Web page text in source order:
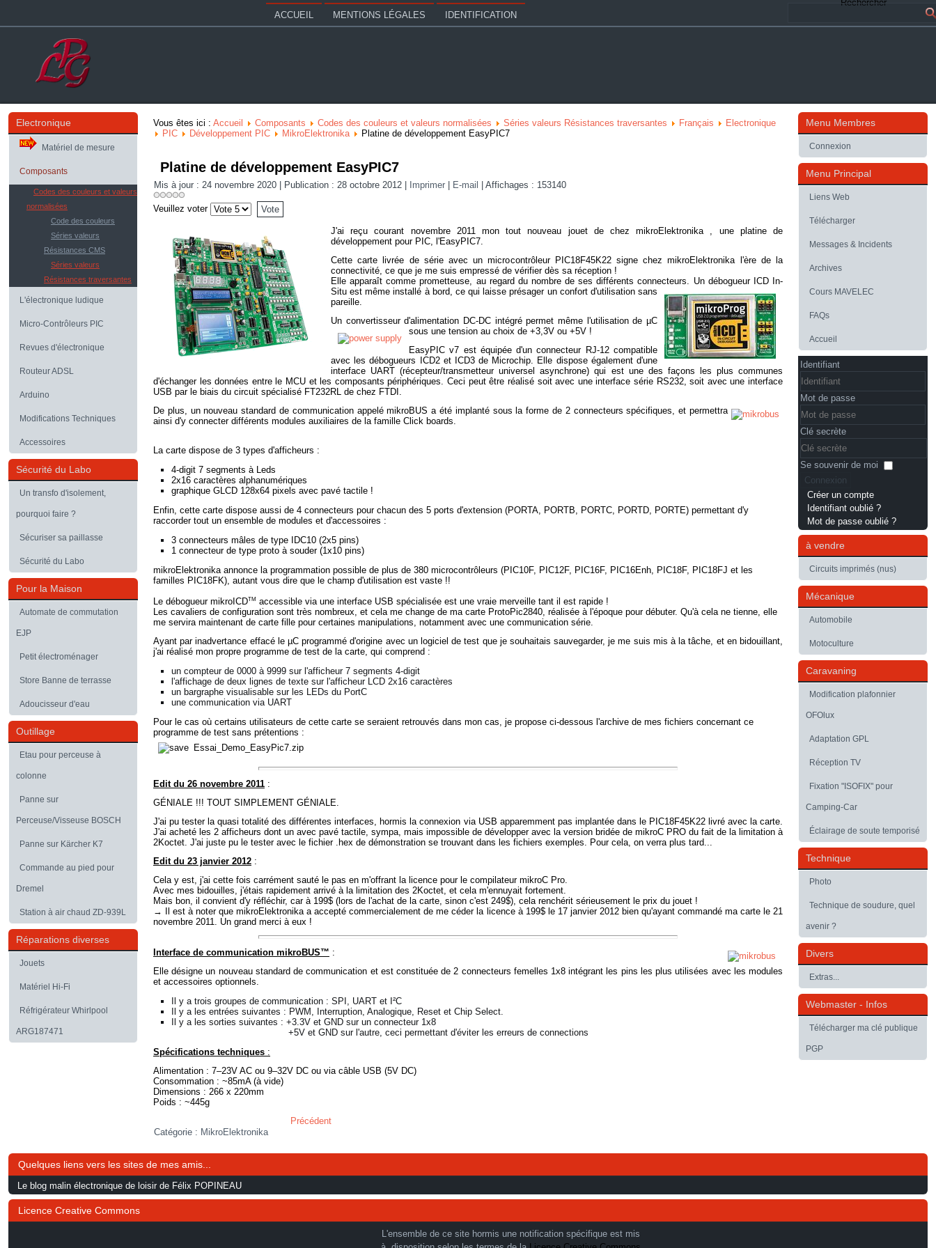
Rechercher
ACCUEIL
MENTIONS LÉGALES IDENTIFICATION
Electronique
Matériel de mesure
Composants
Codes des couleurs et valeurs
normalisées
Code des couleurs
Séries valeurs
Résistances CMS
Séries valeurs
Résistances traversantes
L'électronique ludique
Micro-Contrôleurs PIC
Revues d'électronique
Routeur ADSL
Arduino
Modifications Techniques
Accessoires
Sécurité du Labo
Un transfo d'isolement,
pourquoi faire ?
Sécuriser sa paillasse
Sécurité du Labo
Pour la Maison
Automate de commutation
EJP
Petit électroménager
Store Banne de terrasse
Adoucisseur d'eau
Outillage
Etau pour perceuse à
colonne
Panne sur
Perceuse/Visseuse BOSCH
Panne sur Kärcher K7
Commande au pied pour
Dremel
Station à air chaud ZD-939L
Réparations diverses
Jouets
Matériel Hi-Fi
Réfrigérateur Whirlpool
ARG187471
Vous êtes ici : Accueil Composants Codes des couleurs et valeurs normalisées Séries valeurs Résistances traversantes Français
Electronique
PIC
Développement PIC MikroElektronika Platine de développement EasyPIC7
Platine de développement EasyPIC7
Mis à jour : 24 novembre 2020 Publication : 28 octobre 2012 Imprimer E-mail Affichages : 153140
Veuillez voter
J'ai reçu courant novembre 2011 mon tout nouveau jouet de chezmikroElektronika
, une platine de
développement pour PIC, l'EasyPIC7.
Cette carte livrée de série avec un microcontrôleur PIC18F45K22signe chezmikroElektronikal'ère de la
connectivité, ce que je me suis empressé de vérifier dès sa réception !
Elle apparaît comme prometteuse, au regard du nombre de ses différents connecteurs. Un débogueur ICD In-
Situ est même installé à bord, ce qui laisse présager un confort d'utilisation sans
pareille.
Un convertisseur d'alimentation DC-DC intégré permet même l'utilisation de µC
sous une tension au choix de +3,3V ou +5V !
EasyPIC v7 est équipée d'un connecteur RJ-12 compatible
avec lesdébogueurs ICD2 et ICD3 de Microchip. Elle dispose également d'une
interface UART (récepteur/transmetteur universel asynchrone) qui est une des façons les plus communes
d'échanger les données entre le MCU et les composants périphériques. Ceci peut être réalisé soit avec une interface série RS232, soit avec une interface
USB par le biais du circuit spécialisé FT232RL de chez FTDI .
De plus, un nouveau standard de communication appelémikroBUS a été implanté sous la forme de 2 connecteurs spécifiques, et permettra
ainsi d'y connecter différents modules auxiliaires de la famille Click boards.
La carte dispose de 3 types d'afficheurs :
4-digit 7 segments à Leds
2x16 caractères alphanumériques
graphique GLCD 128x64 pixels avec pavé tactile !
Enfin, cette carte dispose aussi de 4 connecteurs pour chacun des 5 ports d'extension (PORTA, PORTB, PORTC, PORTD, PORTE) permettant d'y
raccorder tout un ensemble de modules et d'accessoires :
3 connecteurs mâles de type IDC10 (2x5 pins)
1 connecteur de type proto à souder (1x10 pins)
mikroElektronikaannonce la programmation possible de plus de 380 microcontrôleurs (PIC10F, PIC12F, PIC16F, PIC16Enh, PIC18F, PIC18FJ et les
familles PIC18FK), autant vous dire que le champ d'utilisation est vaste !!
Le débogueur mikroICDTm accessible via une interface USB spécialisée est une vraie merveille tant il est rapide !
Les cavaliers de configuration sont très nombreux, et cela me change de ma carte ProtoPic2840, réalisée à l'époque pour débuter. Qu'à cela ne tienne, elle
me servira maintenant de carte fille pour certaines manipulations, notamment avec une communication série.
Ayant par inadvertance effacé le µC programmé d'origine avec un logiciel de test que je souhaitais sauvegarder, je me suis mis à la tâche, et en bidouillant,
j'ai réalisé mon propre programme de test de la carte, qui comprend :
un compteur de 0000 à 9999 sur l'afficheur 7 segments 4-digit
l'affichage de deux lignes de texte sur l'afficheur LCD 2x16 caractères
un bargraphe visualisable sur les LEDs du PortC
une communication via UART
Pour le cas où certains utilisateurs de cette carte se seraient retrouvés dans mon cas, je propose ci-dessous l'archive de mes fichiers concernant ce
programme de test sans prétentions :
Essai_Demo_EasyPic7.zip
Edit du 26 novembre 2011 :
GÉNIALE !!! TOUT SIMPLEMENT GÉNIALE.
J'ai pu tester la quasi totalité des différentes interfaces, hormis la connexion via USB apparemment pas implantée dans le PIC18F45K22 livré avec la carte.
J'ai acheté les 2 afficheurs dont un avec pavé tactile, sympa, mais impossible de développer avec la version bridée de mikroC PRO du fait de la limitation à
2Koctet. J'ai juste pu le tester avec le fichier .hex de démonstration se trouvant dans les fichiers exemples. Pour cela, on verra plus tard...
Edit du 23 janvier 2012 :
Cela y est, j'ai cette fois carrément sauté le pas en m'offrant la licence pour le compilateur mikroC Pro.
Avec mes bidouilles, j'étais rapidement arrivé à la limitation des 2Koctet, et cela m'ennuyait fortement.
Mais bon, il convient d'y réfléchir, car à 199$ ( lors de l'achat de la carte, sinon c'est 249$), cela renchérit sérieusement le prix du jouet !
→ Il est à noter que mikroElektronika a accepté commercialement de me céder la licence à 199$ le 17 janvier 2012 bien qu'ayant commandé ma carte le 21
novembre 2011. Un grand merci à eux !
Interface de communication mikroBUS™ :
Elle désigne un nouveau standard de communication et est constituée de 2 connecteurs femelles 1x8 intégrant les pins les plus utilisées avec les modules
et accessoires optionnels.
Il y a trois groupes de communication : SPI, UART et I²C
Il y a les entrées suivantes : PWM, Interruption, Analogique, Reset et Chip Select.
Il y a les sorties suivantes : +3.3V et GND sur un connecteur 1x8
+5V et GND sur l'autre, ceci permettant d'éviter les erreurs de connections
Spécifications techniques :
Alimentation : 7–23V AC ou 9–32V DC ou via câble USB (5V DC)
Consommation : ~85mA (à vide)
Dimensions : 266 x 220mm
Poids : ~445g
Précédent
Catégorie : MikroElektronika
Menu Membres
Connexion
Menu Principal
Liens Web
Télécharger
Messages & Incidents
Archives
Cours MAVELEC
FAQs
Accueil
Identifiant
Mot de passe
Clé secrète
Se souvenir de moi
Connexion
Créer un compte
Identifiant oublié ?
Mot de passe oublié ?
à vendre
Circuits imprimés (nus)
Mécanique
Automobile
Motoculture
Caravaning
Modification plafonnier
OFOlux
Adaptation GPL
Réception TV
Fixation "ISOFIX" pour
Camping-Car
Éclairage de soute temporisé
Technique
Photo
Technique de soudure, quel
avenir ?
Divers
Extras...
Webmaster - Infos
Télécharger ma clé publique
PGP
Quelques liens vers les sites de mes amis...
Le blog malin électronique de loisir de Félix POPINEAU
Licence Creative Commons
L'ensemble de ce site hormis une notification spécifique est mis